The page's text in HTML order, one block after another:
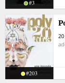
#3
#203